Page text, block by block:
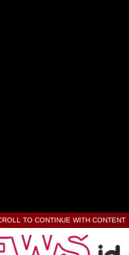
TO CONTINUE WITH CONTENT